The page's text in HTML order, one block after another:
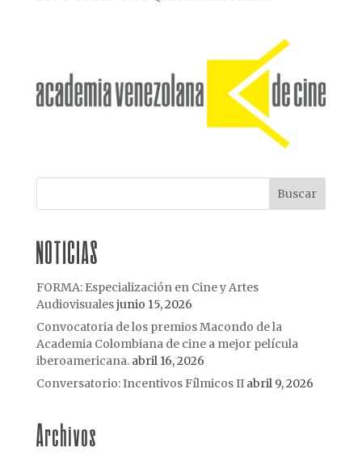
NOTICIAS
FORMA: Especialización en Cine y Artes
Audiovisualesjunio 15, 2026
Convocatoria de los premios Macondo de la
Academia Colombiana de cine a mejor película
iberoamericana. abril 16, 2026
Conversatorio: Incentivos Fílmicos II abril 9, 2026
Archivos